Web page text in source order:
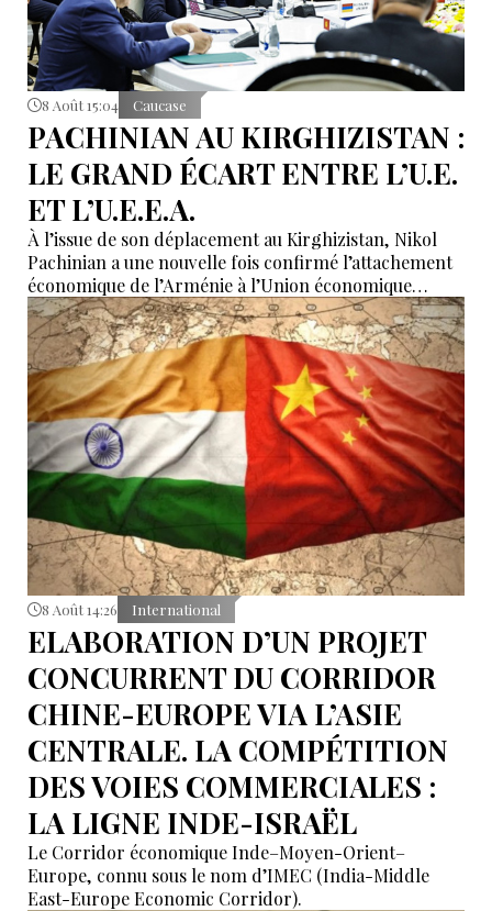
8 Août 15:04 Caucase
PACHINIAN AU KIRGHIZISTAN :
LE GRAND ÉCART ENTRE L’U.E.
ET L’U.E.E.A.
À l’issue de son déplacement au Kirghizistan, Nikol
Pachinian a une nouvelle fois confirmé l’attachement
économique de l’Arménie à l’Union économique
eurasiatique, tout en réaffirmant son rapprochement
avec l’Union européenne. Entre dépendance
économique à l’UEEA et ambitions européennes,
Erevan tente de maintenir un équilibre dont les
contradictions deviennent de plus en plus difficiles à
masquer.
8 Août 14:26 International
ELABORATION D’UN PROJET
CONCURRENT DU CORRIDOR
CHINE-EUROPE VIA L’ASIE
CENTRALE. LA COMPÉTITION
DES VOIES COMMERCIALES :
LA LIGNE INDE-ISRAËL
Le Corridor économique Inde–Moyen-Orient–
Europe, connu sous le nom d’IMEC (India-Middle
East-Europe Economic Corridor).